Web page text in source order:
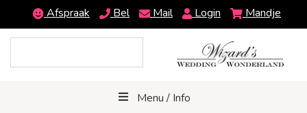
Afspraak Bel Mail Login Mandje
Menu / Info